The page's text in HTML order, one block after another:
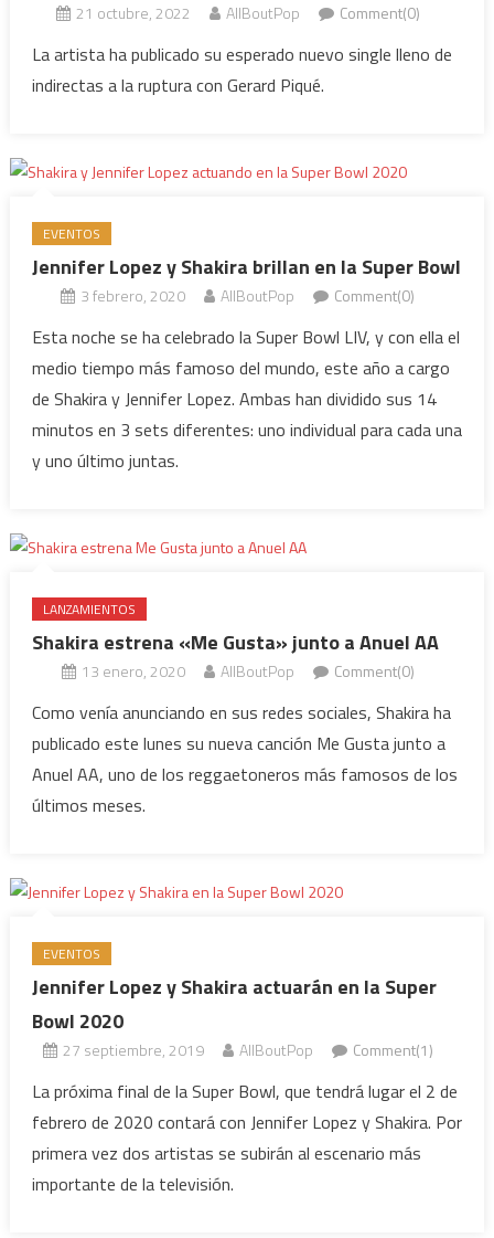
21 octubre, 2022 AllBoutPop Comment(0)
La artista ha publicado su esperado nuevo single lleno de
indirectas a la ruptura con Gerard Piqué.
EVENTOS
Jennifer Lopez y Shakira brillan en la Super Bowl
3 febrero, 2020 AllBoutPop Comment(0)
Esta noche se ha celebrado la Super Bowl LIV, y con ella el
medio tiempo más famoso del mundo, este año a cargo
de Shakira y Jennifer Lopez. Ambas han dividido sus 14
minutos en 3 sets diferentes: uno individual para cada una
y uno último juntas.
LANZAMIENTOS
Shakira estrena «Me Gusta» junto a Anuel AA
13 enero, 2020 AllBoutPop Comment(0)
Como venía anunciando en sus redes sociales, Shakira ha
publicado este lunes su nueva canción Me Gusta junto a
Anuel AA, uno de los reggaetoneros más famosos de los
últimos meses.
EVENTOS
Jennifer Lopez y Shakira actuarán en la Super
Bowl 2020
27 septiembre, 2019 AllBoutPop Comment(1)
La próxima final de la Super Bowl, que tendrá lugar el 2 de
febrero de 2020 contará con Jennifer Lopez y Shakira. Por
primera vez dos artistas se subirán al escenario más
importante de la televisión.